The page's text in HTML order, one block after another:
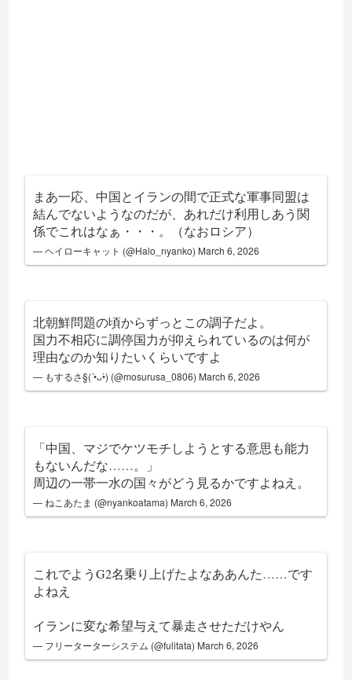
まあ一応、中国とイランの間で正式な軍事同盟は
結んでないようなのだが、あれだけ利用しあう関
係でこれはなぁ・・・。（なおロシア）
— ヘイローキャット (@Halo_nyanko) March 6, 2026
北朝鮮問題の頃からずっとこの調子だよ。
国力不相応に調停国力が抑えられているのは何が
理由なのか知りたいくらいですよ
— もするさ§( •̀ᴗ•́) (@mosurusa_0806) March 6, 2026
「中国、マジでケツモチしようとする意思も能力
もないんだな……。」
周辺の一帯一水の国々がどう見るかですよねえ。
— ねこあたま (@nyankoatama) March 6, 2026
これでようG2名乗り上げたよなああんた……です
よねえ
イランに変な希望与えて暴走させただけやん
— フリーターターシステム (@fulitata) March 6, 2026